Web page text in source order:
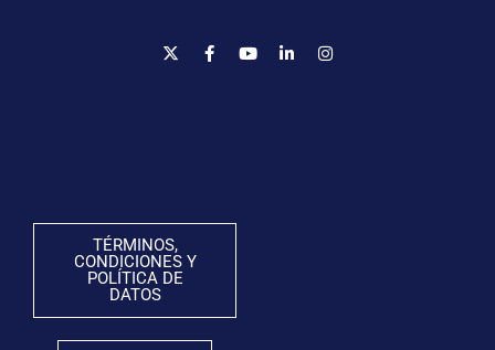
TÉRMINOS,
CONDICIONES Y
POLÍTICA DE
DATOS